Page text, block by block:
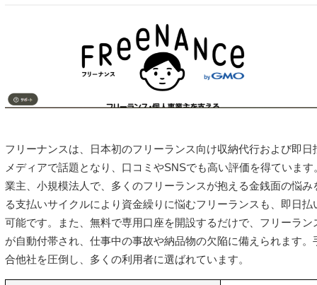
フリーナンスは、日本初のフリーランス向け収納代行および即
メディアで話題となり、口コミやSNSでも高い評価を得ていま
業主、小規模法人で、多くのフリーランスが抱える金銭面の悩
る支払いサイクルにより資金繰りに悩むフリーランスも、即日
可能です。また、無料で専用口座を開設するだけで、フリーラ
が自動付帯され、仕事中の事故や納品物の欠陥に備えられます
合他社を圧倒し、多くの利用者に選ばれています。